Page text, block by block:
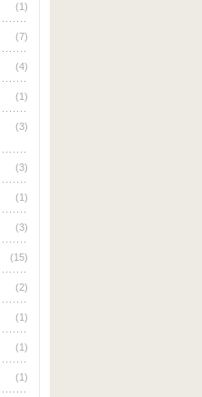
(1)
(7)
(4)
(1)
(3)
(3)
(1)
(3)
(15)
(2)
(1)
(1)
(1)